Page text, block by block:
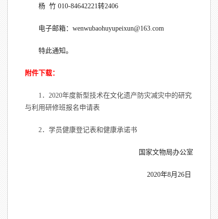
杨 竹 010-84642221转2406
电子邮箱：wenwubaohuyupeixun@163.com
特此通知。
附件下载：
1．2020年度新型技术在文化遗产防灾减灾中的研究
与利用研修班报名申请表
2．学员健康登记表和健康承诺书
国家文物局办公室
2020年8月26日